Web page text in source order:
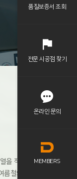
품질보증서 조회
전문 시공점 찾기
온라인 문의
MEMBERS
을 적절히 조절
철의 경우 열